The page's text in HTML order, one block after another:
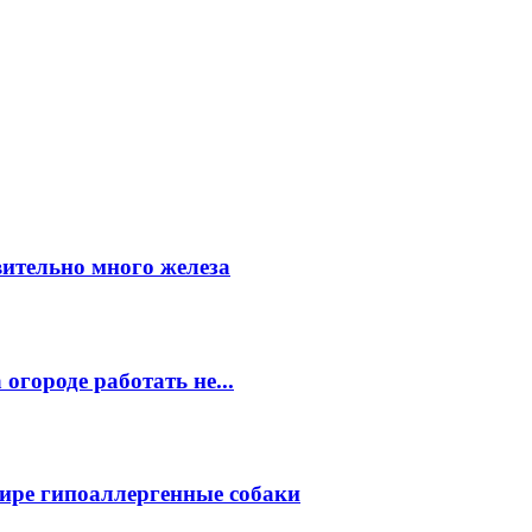
много железа
работать не...
гипоаллергенные собаки